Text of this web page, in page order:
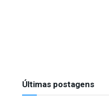
Últimas postagens